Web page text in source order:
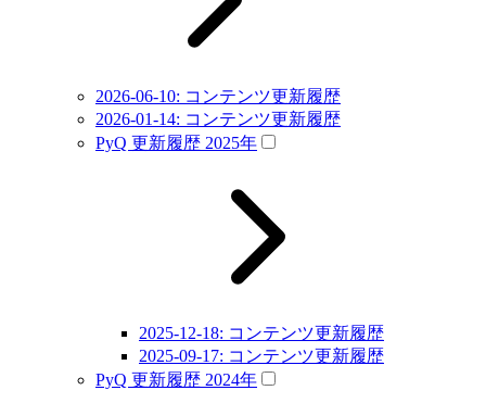
2026-06-10: コンテンツ更新履歴
2026-01-14: コンテンツ更新履歴
PyQ 更新履歴 2025年
2025-12-18: コンテンツ更新履歴
2025-09-17: コンテンツ更新履歴
PyQ 更新履歴 2024年